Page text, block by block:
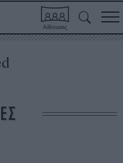
Αίθουσες